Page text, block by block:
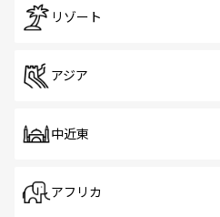
リゾート
アジア
中近東
アフリカ